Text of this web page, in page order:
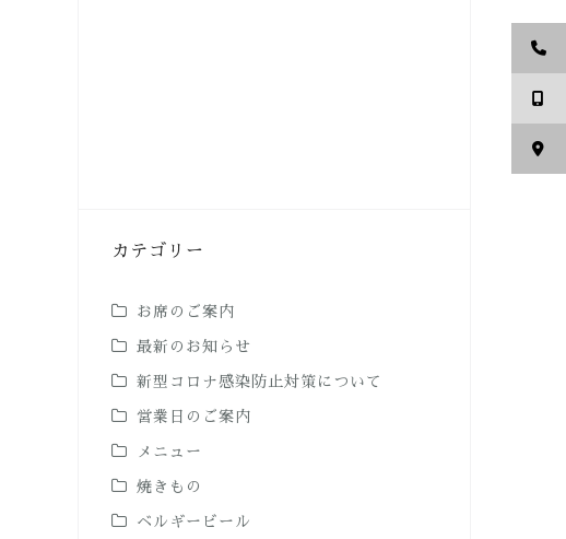
カテゴリー
お席のご案内
最新のお知らせ
新型コロナ感染防止対策について
営業日のご案内
メニュー
焼きもの
ベルギービール